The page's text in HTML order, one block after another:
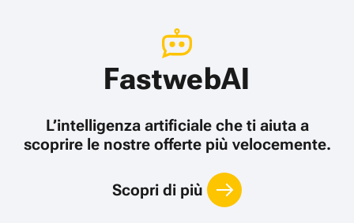
FastwebAI
L’intelligenza artificiale che ti aiuta a
scoprire le nostre offerte più velocemente.
Scopri di più